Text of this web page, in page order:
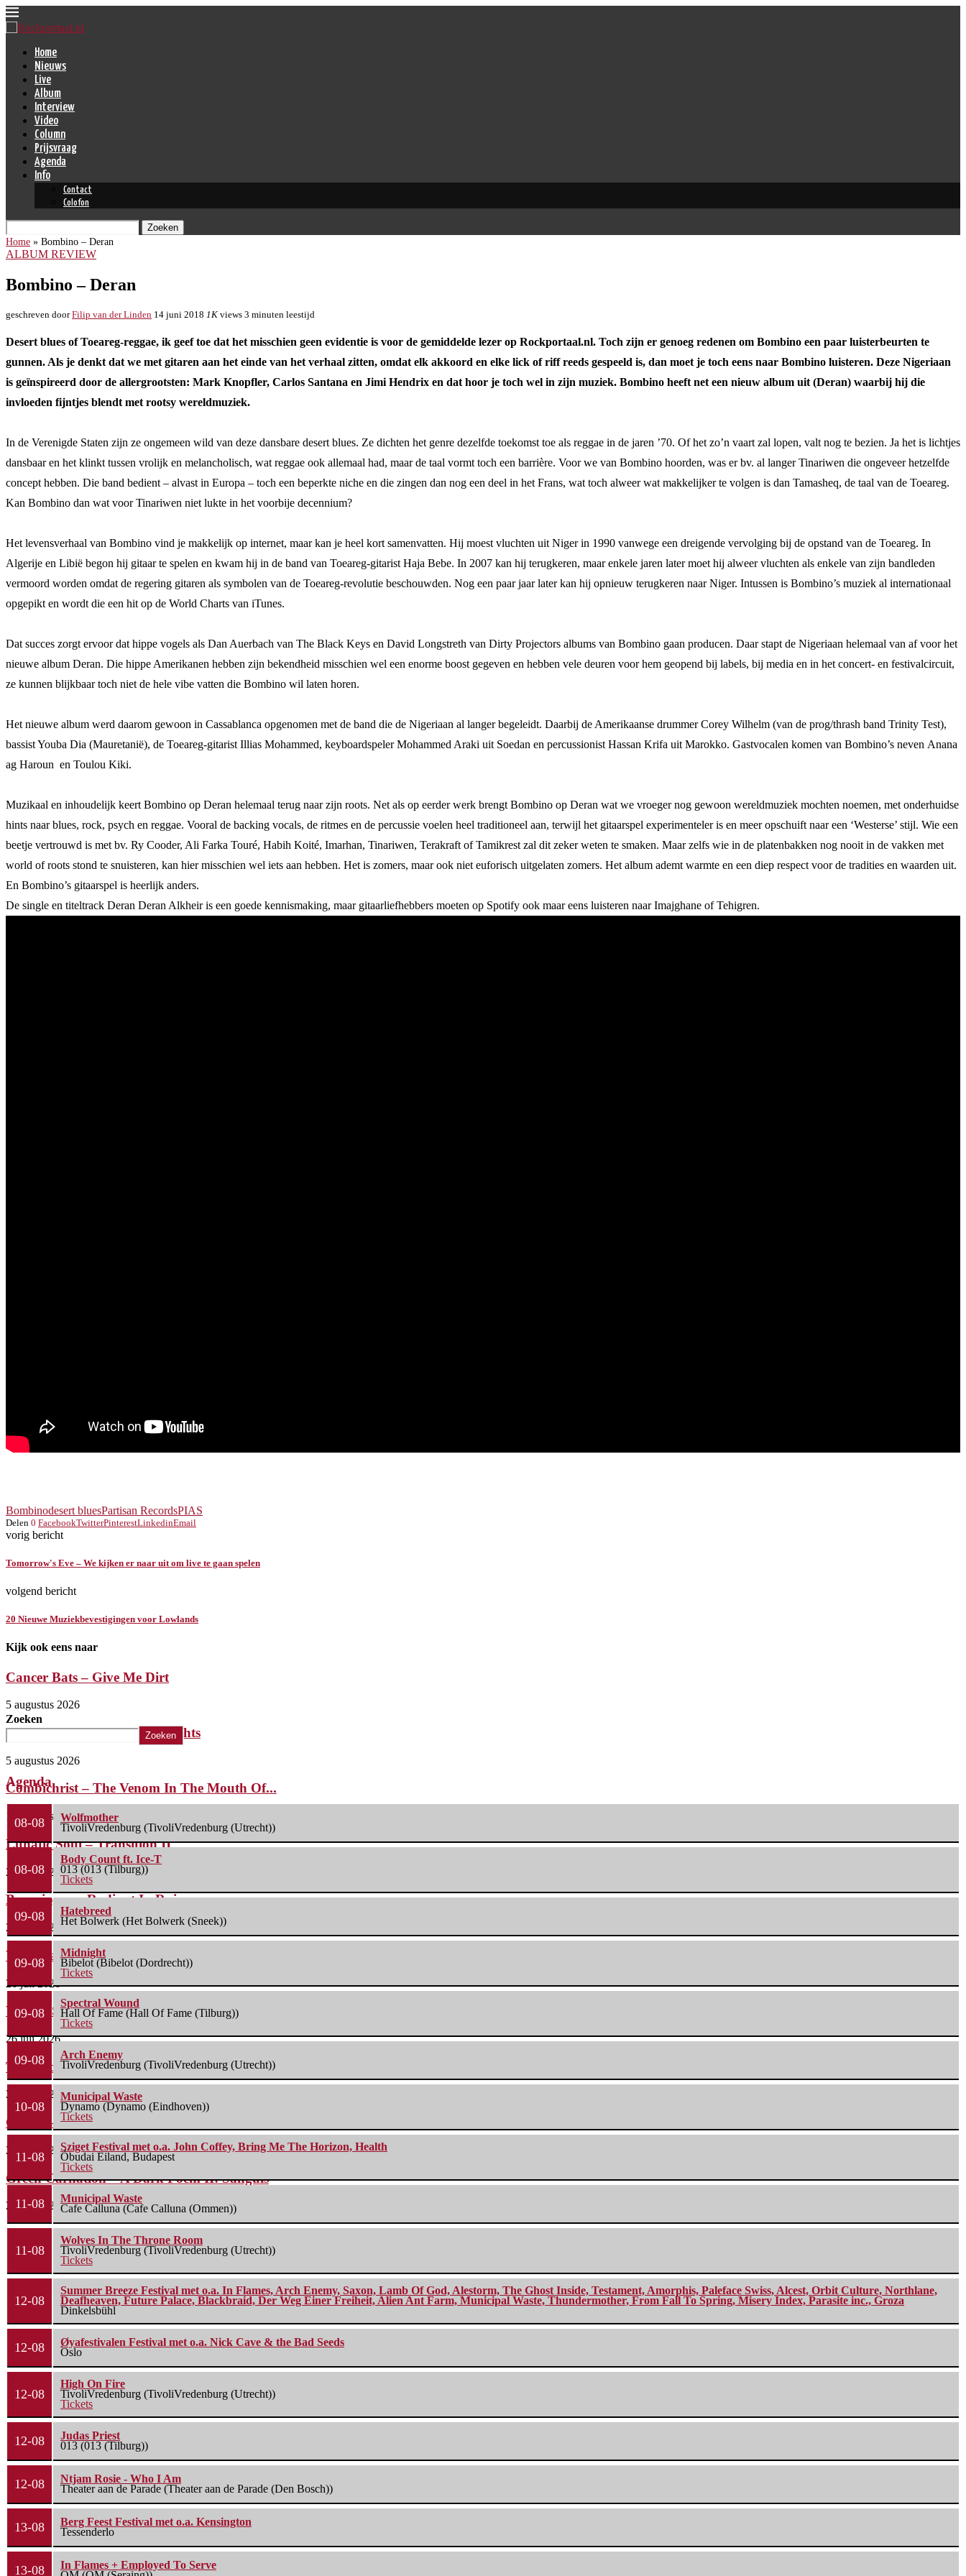
Home
Nieuws
Live
Album
Interview
Video
Column
Prijsvraag
Agenda
Info
Contact
Colofon
Zoeken
Home » Bombino – Deran
ALBUM REVIEW
Bombino – Deran
geschreven doorFilip van der Linden 14 juni 2018 1K views 3 minuten leestijd
Desert blues of Toeareg-reggae, ik geef toe dat het misschien geen evidentie is voor de gemiddelde lezer op Rockportaal.nl. Toch zijn er genoeg redenen om Bombino een paar luisterbeurten te
gunnen. Als je denkt dat we met gitaren aan het einde van het verhaal zitten, omdat elk akkoord en elke lick of riff reeds gespeeld is, dan moet je toch eens naar Bombino luisteren. Deze Nigeriaan
is geïnspireerd door de allergrootsten: Mark Knopfler, Carlos Santana en Jimi Hendrix en dat hoor je toch wel in zijn muziek. Bombino heeft net een nieuw album uit (Deran) waarbij hij die
invloeden fijntjes blendt met rootsy wereldmuziek.
In de Verenigde Staten zijn ze ongemeen wild van deze dansbare desert blues. Ze dichten het genre dezelfde toekomst toe als reggae in de jaren ’70. Of het zo’n vaart zal lopen, valt nog te bezien. Ja het is lichtjes
dansbaar en het klinkt tussen vrolijk en melancholisch, wat reggae ook allemaal had, maar de taal vormt toch een barrière. Voor we van Bombino hoorden, was er bv. al langer Tinariwen die ongeveer hetzelfde
concept hebben. Die band bedient – alvast in Europa – toch een beperkte niche en die zingen dan nog een deel in het Frans, wat toch alweer wat makkelijker te volgen is dan Tamasheq, de taal van de Toeareg.
Kan Bombino dan wat voor Tinariwen niet lukte in het voorbije decennium?
Het levensverhaal van Bombino vind je makkelijk op internet, maar kan je heel kort samenvatten. Hij moest vluchten uit Niger in 1990 vanwege een dreigende vervolging bij de opstand van de Toeareg. In
Algerije en Libië begon hij gitaar te spelen en kwam hij in de band van Toeareg-gitarist Haja Bebe. In 2007 kan hij terugkeren, maar enkele jaren later moet hij alweer vluchten als enkele van zijn bandleden
vermoord worden omdat de regering gitaren als symbolen van de Toeareg-revolutie beschouwden. Nog een paar jaar later kan hij opnieuw terugkeren naar Niger. Intussen is Bombino’s muziek al internationaal
opgepikt en wordt die een hit op de World Charts van iTunes.
Dat succes zorgt ervoor dat hippe vogels als Dan Auerbach van The Black Keys en David Longstreth van Dirty Projectors albums van Bombino gaan producen. Daar stapt de Nigeriaan helemaal van af voor het
nieuwe album Deran. Die hippe Amerikanen hebben zijn bekendheid misschien wel een enorme boost gegeven en hebben vele deuren voor hem geopend bij labels, bij media en in het concert- en festivalcircuit,
ze kunnen blijkbaar toch niet de hele vibe vatten die Bombino wil laten horen.
Het nieuwe album werd daarom gewoon in Cassablanca opgenomen met de band die de Nigeriaan al langer begeleidt. Daarbij de Amerikaanse drummer Corey Wilhelm (van de prog/thrash band Trinity Test),
bassist Youba Dia (Mauretanië), de Toeareg-gitarist Illias Mohammed, keyboardspeler Mohammed Araki uit Soedan en percussionist Hassan Krifa uit Marokko. Gastvocalen komen van Bombino’s neven Anana
ag Haroun en Toulou Kiki.
Muzikaal en inhoudelijk keert Bombino op Deran helemaal terug naar zijn roots. Net als op eerder werk brengt Bombino op Deran wat we vroeger nog gewoon wereldmuziek mochten noemen, met onderhuidse
hints naar blues, rock, psych en reggae. Vooral de backing vocals, de ritmes en de percussie voelen heel traditioneel aan, terwijl het gitaarspel experimenteler is en meer opschuift naar een ‘Westerse’ stijl. Wie een
beetje vertrouwd is met bv. Ry Cooder, Ali Farka Touré, Habih Koité, Imarhan, Tinariwen, Terakraft of Tamikrest zal dit zeker weten te smaken. Maar zelfs wie in de platenbakken nog nooit in de vakken met
world of roots stond te snuisteren, kan hier misschien wel iets aan hebben. Het is zomers, maar ook niet euforisch uitgelaten zomers. Het album ademt warmte en een diep respect voor de tradities en waarden uit.
En Bombino’s gitaarspel is heerlijk anders.
De single en titeltrack Deran Deran Alkheir is een goede kennismaking, maar gitaarliefhebbers moeten op Spotify ook maar eens luisteren naar Imajghane of Tehigren.
Bombinodesert bluesPartisan RecordsPIAS
Delen 0 FacebookTwitterPinterestLinkedinEmail
vorig bericht
Tomorrow's Eve – We kijken er naar uit om live te gaan spelen
volgend bericht
20 Nieuwe Muziekbevestigingen voor Lowlands
Kijk ook eens naar
Cancer Bats – Give Me Dirt
5 augustus 2026
The Iron Roses – Molotov Nights
5 augustus 2026
Combichrist – The Venom In The Mouth Of...
1 augustus 2026
Lunatic Soul – Transition II
29 juli 2026
Boneripper – Radiant In Ruin
27 juli 2026
Waterparks – Jinx
26 juli 2026
Wailin’ Storms – The Arsonist
26 juli 2026
The Fifth Alliance – Stenahoria
22 juli 2026
Gallon – A Spell Called Reality
22 juli 2026
Green Carnation – A Dark Poem II: Sanguis
20 juli 2026
Zoeken
Zoeken
Agenda
08-08
Wolfmother
TivoliVredenburg (TivoliVredenburg (Utrecht))
08-08
Body Count ft. Ice-T
013 (013 (Tilburg))
Tickets
09-08
Hatebreed
Het Bolwerk (Het Bolwerk (Sneek))
09-08
Midnight
Bibelot (Bibelot (Dordrecht))
Tickets
09-08
Spectral Wound
Hall Of Fame (Hall Of Fame (Tilburg))
Tickets
09-08
Arch Enemy
TivoliVredenburg (TivoliVredenburg (Utrecht))
10-08
Municipal Waste
Dynamo (Dynamo (Eindhoven))
Tickets
11-08
Sziget Festival met o.a. John Coffey, Bring Me The Horizon, Health
Óbudai Eiland, Budapest
Tickets
11-08
Municipal Waste
Cafe Calluna (Cafe Calluna (Ommen))
11-08
Wolves In The Throne Room
TivoliVredenburg (TivoliVredenburg (Utrecht))
Tickets
12-08
Summer Breeze Festival met o.a. In Flames, Arch Enemy, Saxon, Lamb Of God, Alestorm, The Ghost Inside, Testament, Amorphis, Paleface Swiss, Alcest, Orbit Culture, Northlane,
Deafheaven, Future Palace, Blackbraid, Der Weg Einer Freiheit, Alien Ant Farm, Municipal Waste, Thundermother, From Fall To Spring, Misery Index, Parasite inc., Groza
Dinkelsbühl
12-08
Øyafestivalen Festival met o.a. Nick Cave & the Bad Seeds
Oslo
12-08
High On Fire
TivoliVredenburg (TivoliVredenburg (Utrecht))
Tickets
12-08
Judas Priest
013 (013 (Tilburg))
12-08
Ntjam Rosie - Who I Am
Theater aan de Parade (Theater aan de Parade (Den Bosch))
13-08
Berg Feest Festival met o.a. Kensington
Tessenderlo
13-08
In Flames + Employed To Serve